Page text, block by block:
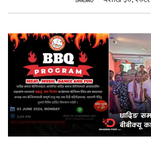
सुचनाहरु
स्वास्थ्य
भिडियो